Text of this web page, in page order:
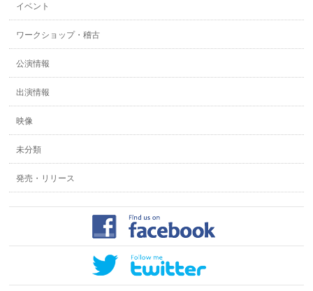
イベント
ワークショップ・稽古
公演情報
出演情報
映像
未分類
発売・リリース